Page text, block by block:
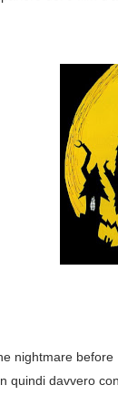
le curiosità su
Rossum
Man,
End of the
Holmes
BIG BANG
cinema #33
nightmare
quindi davvero